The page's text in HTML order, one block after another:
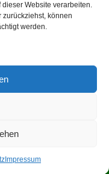
Website verarbeiten.
zurückziehst, können
werden.
Impressum
gefunden?
und Bekannte auf
Seite ein!